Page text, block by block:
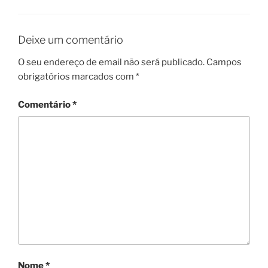
Deixe um comentário
O seu endereço de email não será publicado. Campos
obrigatórios marcados com *
Comentário*
Nome*